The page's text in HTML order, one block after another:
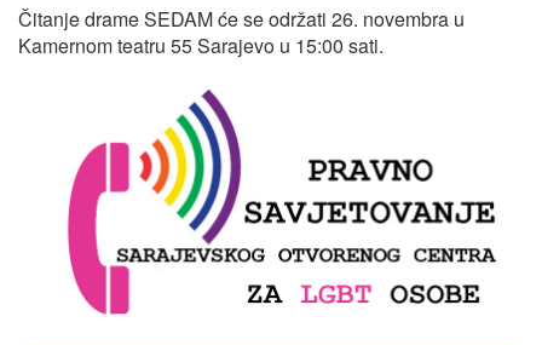
Čitanje drame SEDAM će se održati 26. novembra u
Kamernom teatru 55 Sarajevo u 15:00 sati.